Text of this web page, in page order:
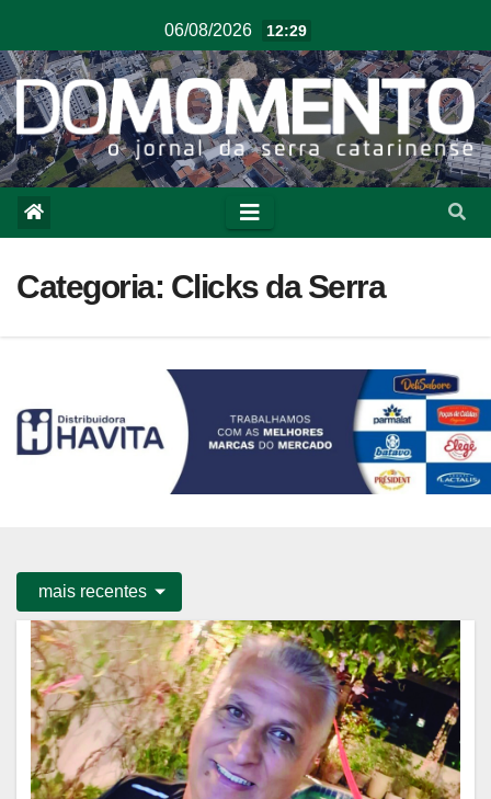
06/08/2026 12:29
Categoria: Clicks da Serra
mais recentes